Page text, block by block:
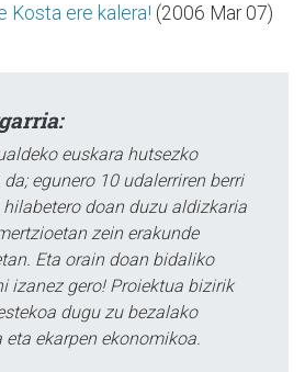
Kosta ere kalera! (2006 Mar 07)
euskara hutsezko
egunero 10 udalerriren berri
doan duzu aldizkaria
zein erakunde
Eta orain doan bidaliko
izanez gero! Proiektua bizirik
dugu zu bezalako
ekarpen ekonomikoa.